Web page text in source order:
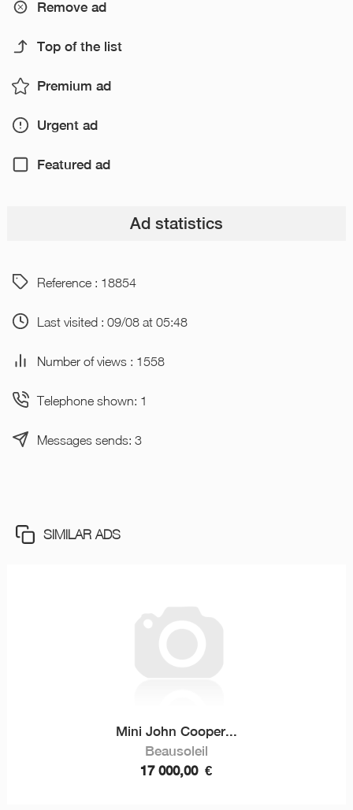
Remove ad
Top of the list
Premium ad
Urgent ad
Featured ad
Ad statistics
Reference : 18854
Last visited : 09/08 at 05:48
Number of views : 1558
Telephone shown: 1
Messages sends: 3
SIMILAR ADS
Mini John Cooper...
Beausoleil
17 000,00 €